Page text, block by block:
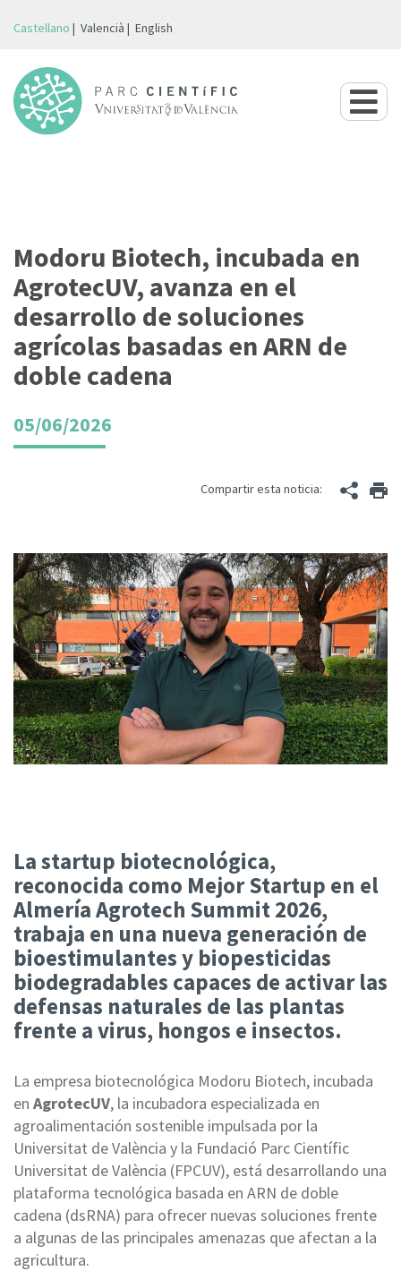
Castellano Valencià English
Modoru Biotech, incubada en
AgrotecUV, avanza en el
desarrollo de soluciones
agrícolas basadas en ARN de
doble cadena
05/06/2026
Compartir esta noticia:
La startup biotecnológica,
reconocida como Mejor Startup en el
Almería Agrotech Summit 2026,
trabaja en una nueva generación de
bioestimulantes y biopesticidas
biodegradables capaces de activar las
defensas naturales de las plantas
frente a virus, hongos e insectos.
La empresa biotecnológica Modoru Biotech, incubada
en AgrotecUV, la incubadora especializada en
agroalimentación sostenible impulsada por la
Universitat de València y la Fundació Parc Científic
Universitat de València (FPCUV), está desarrollando una
plataforma tecnológica basada en ARN de doble
cadena (dsRNA) para ofrecer nuevas soluciones frente
a algunas de las principales amenazas que afectan a la
agricultura.